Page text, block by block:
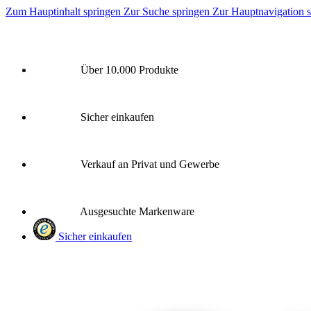
Zum Hauptinhalt springen Zur Suche springen Zur Hauptnavigation
Über 10.000 Produkte
Sicher einkaufen
Verkauf an Privat und Gewerbe
Ausgesuchte Markenware
Sicher einkaufen